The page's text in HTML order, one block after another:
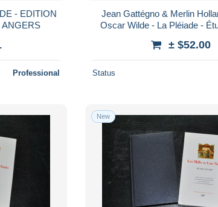
- EDITION
ANGERS
Professional
Jean Gattégno & Merlin
Oscar Wilde - La Pléiade -
± $52.00
Status
New